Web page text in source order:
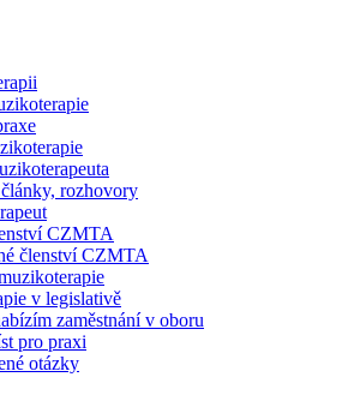
rozhovory
CZMTA
členství CZMTA
v legislativě
zaměstnání v oboru
pro praxi
otázky